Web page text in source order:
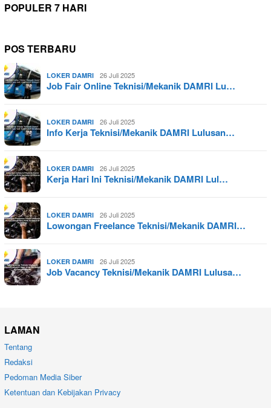
POPULER 7 HARI
POS TERBARU
LOKER DAMRI 26 Juli 2025
Job Fair Online Teknisi/Mekanik DAMRI Lu…
LOKER DAMRI 26 Juli 2025
Info Kerja Teknisi/Mekanik DAMRI Lulusan…
LOKER DAMRI 26 Juli 2025
Kerja Hari Ini Teknisi/Mekanik DAMRI Lul…
LOKER DAMRI 26 Juli 2025
Lowongan Freelance Teknisi/Mekanik DAMRI…
LOKER DAMRI 26 Juli 2025
Job Vacancy Teknisi/Mekanik DAMRI Lulusa…
LAMAN
Tentang
Redaksi
Pedoman Media Siber
Ketentuan dan Kebijakan Privacy